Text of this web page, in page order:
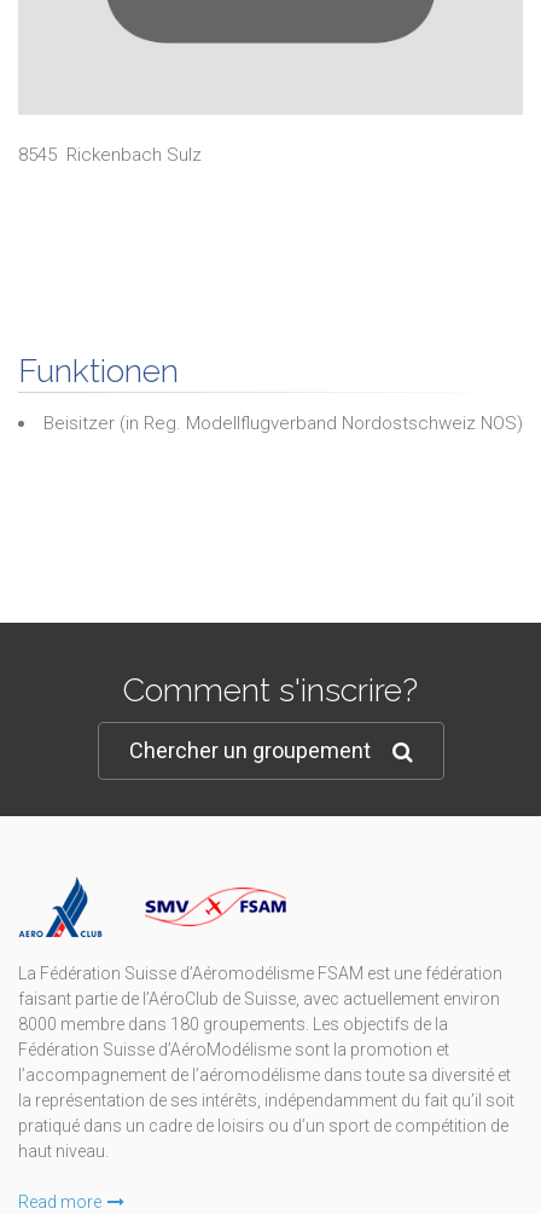
8545 Rickenbach Sulz
Funktionen
Beisitzer (in Reg. Modellflugverband Nordostschweiz NOS)
Comment s'inscrire?
Chercher un groupement
La Fédération Suisse d’Aéromodélisme FSAM est une fédération
faisant partie de l’AéroClub de Suisse, avec actuellement environ
8000 membre dans 180 groupements. Les objectifs de la
Fédération Suisse d’AéroModélisme sont la promotion et
l’accompagnement de l’aéromodélisme dans toute sa diversité et
la représentation de ses intérêts, indépendamment du fait qu’il soit
pratiqué dans un cadre de loisirs ou d’un sport de compétition de
haut niveau.
Read more